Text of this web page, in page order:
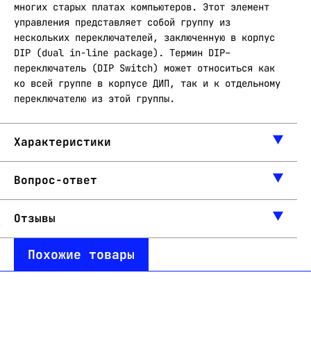
многих старых платах компьютеров. Этот элемент
управления представляет собой группу из
нескольких переключателей, заключенную в корпус
DIP (dual in-line package). Термин DIP–
переключатель (DIP Switch) может относиться как
ко всей группе в корпусе ДИП, так и к отдельному
переключателю из этой группы.
Характеристики
Вопрос-ответ
Отзывы
Похожие товары